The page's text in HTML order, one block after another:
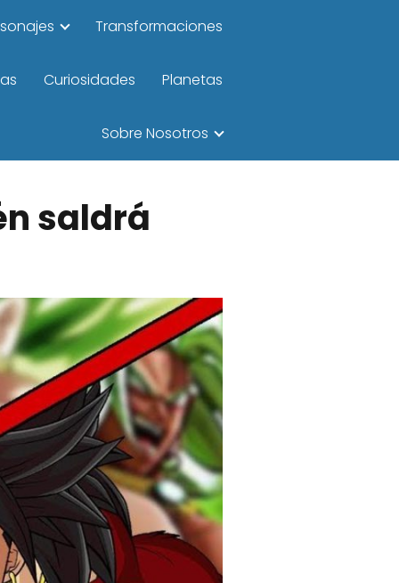
Transformaciones
Curiosidades Planetas
Sobre Nosotros
saldrá